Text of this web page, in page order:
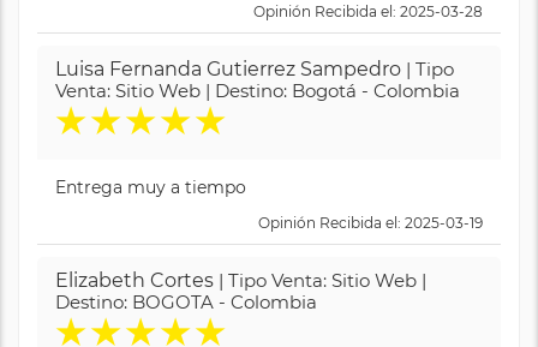
Opinión Recibida el: 2025-03-28
Luisa Fernanda Gutierrez Sampedro | Tipo
Venta: Sitio Web | Destino: Bogotá - Colombia
★★★★★
Entrega muy a tiempo
Opinión Recibida el: 2025-03-19
Elizabeth Cortes | Tipo Venta: Sitio Web |
Destino: BOGOTA - Colombia
★★★★★